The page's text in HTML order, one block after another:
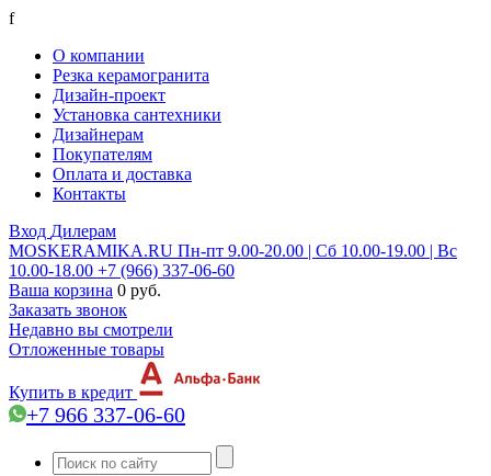
f
О компании
Резка керамогранита
Дизайн-проект
Установка сантехники
Дизайнерам
Покупателям
Оплата и доставка
Контакты
Вход Дилерам
MOSKERAMIKA.RU Пн-пт 9.00-20.00 | Сб 10.00-19.00 | Вс
10.00-18.00 +7 (966) 337-06-60
Ваша корзина 0 руб.
Заказать звонок
Недавно вы смотрели
Отложенные товары
Купить в кредит
+7 966 337-06-60